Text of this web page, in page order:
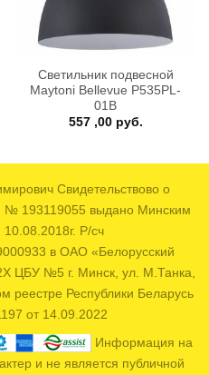
Светильник подвесной
Maytoni Bellevue P535PL-
01B
557 ,00 руб.
Свидетельствово о
№ 193119055 выдано Минским
Р/сч
в ОАО «Белорусский
ЦБУ №5 г. Минск, ул. М.Танка,
реестре Республики Беларусь
от 14.09.2022
Информация на
и не является публичной